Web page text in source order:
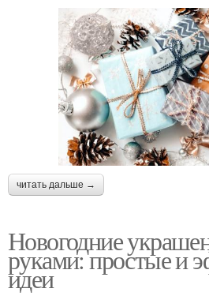
читать дальше →
Новогодние
руками: простые и
идеи